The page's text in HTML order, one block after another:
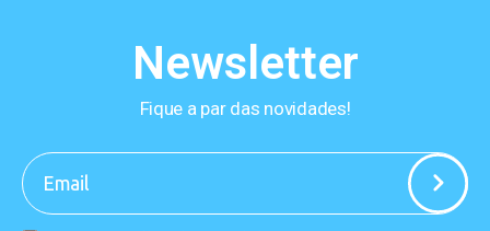
Newsletter
Fique a par das novidades!
-